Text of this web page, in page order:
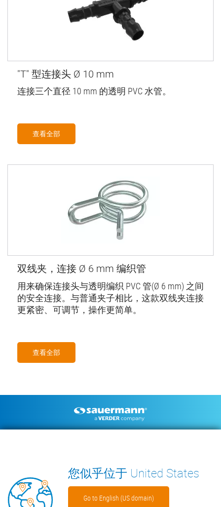
"T" 型连接头 Ø 10 mm
连接三个直径 10 mm 的透明 PVC 水管。
查看全部
双线夹，连接 Ø 6 mm 编织管
用来确保连接头与透明编织 PVC 管(Ø 6 mm) 之间
的安全连接。与普通夹子相比，这款双线夹连接
更紧密、可调节，操作更简单。
查看全部
WECHAT
您似乎位于 United States
Go to English (US domain)